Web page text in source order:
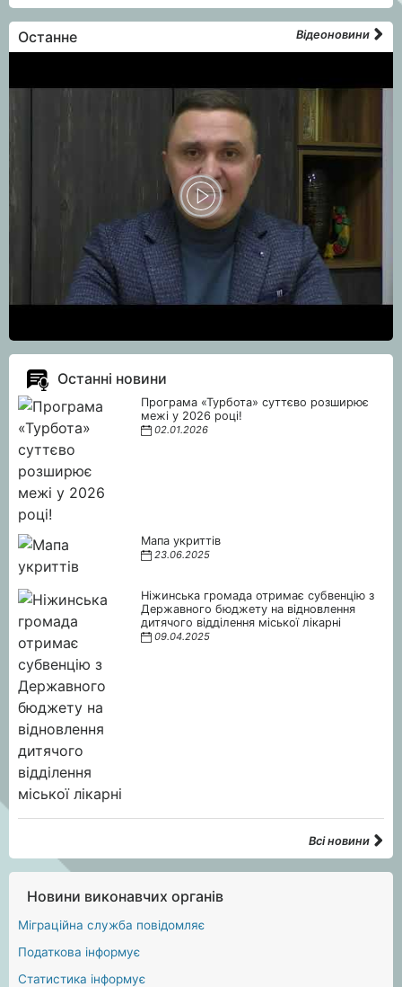
Останне Відеоновини
Останні новини
Програма «Турбота» суттєво розширює
межі у 2026 році!
02.01.2026
Мапа укриттів
23.06.2025
Ніжинська громада отримає субвенцію з
Державного бюджету на відновлення
дитячого відділення міської лікарні
09.04.2025
Всі новини
Новини виконавчих органів
Міграційна служба повідомляє
Податкова інформує
Статистика інформує